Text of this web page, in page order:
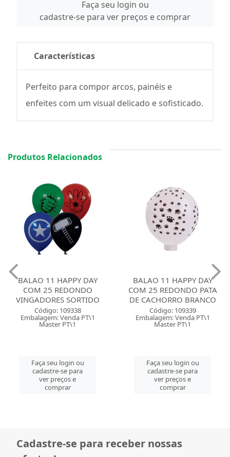
Faça seu login ou
cadastre-se para ver preços e comprar
Características
Perfeito para compor arcos, painéis e
enfeites com um visual delicado e sofisticado.
Produtos Relacionados
BALAO 11 HAPPY DAY
COM 25 REDONDO PATA
DE CACHORRO BRANCO
Código: 109339
Embalagem: Venda PT\1
Master PT\1
Faça seu login ou
cadastre-se para
ver preços e
comprar
BALAO 08 LISO HAPPY
COM 50 REDONDO
VERDE AGUA
Código: 109454
Embalagem: Venda PT\1
Master PT\1
Faça seu login ou
cadastre-se para
ver preços e
comprar
Cadastre-se para receber nossas